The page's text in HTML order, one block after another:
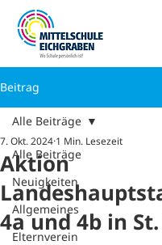
Beitrag
Alle Beiträge
Neuigkeiten
Allgemeines
Elternverein
Alle Beiträge
Aktion
4a und 4b in
7. Okt. 2024 1 Min. Lesezeit